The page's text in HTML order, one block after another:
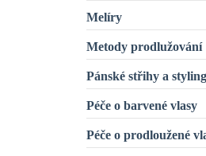
Melíry
Metody prodlužování
Pánské střihy a styling
Péče o barvené vlasy
Péče o prodloužené